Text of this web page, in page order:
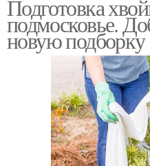
Подготовка
подмосковье.
новую подборку